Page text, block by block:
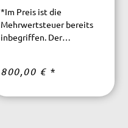
*Im Preis ist die
Mehrwertsteuer bereits
inbegriffen. Der
kostenfrei.
800,00 € *